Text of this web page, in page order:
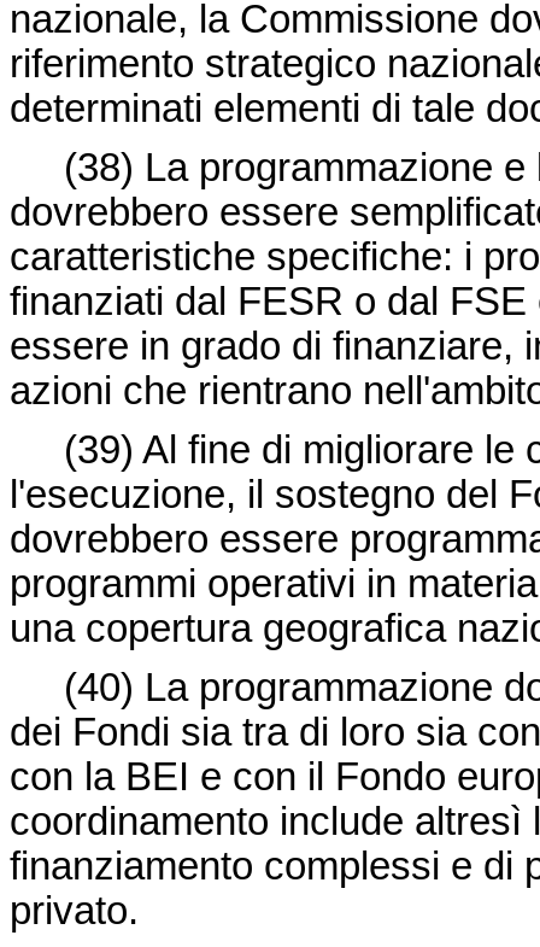
nazionale, la Commissione
riferimento strategico
determinati elementi di tale
(38) La programmazione
dovrebbero essere
caratteristiche specifiche: i
finanziati dal FESR o dal
essere in grado di finanziare,
azioni che rientrano
(39) Al fine di migliorare le
l'esecuzione, il sostegno del
dovrebbero essere
programmi operativi in
una copertura geografica
(40) La programmazione
dei Fondi sia tra di loro sia
con la BEI e con il Fondo
coordinamento include altresì
finanziamento complessi e di
privato.